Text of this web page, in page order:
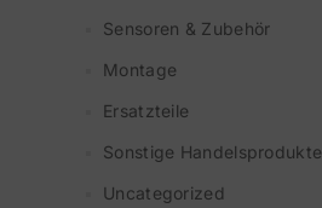
Sensoren & Zubehör
Montage
Ersatzteile
Sonstige Handelsprodukte
Uncategorized